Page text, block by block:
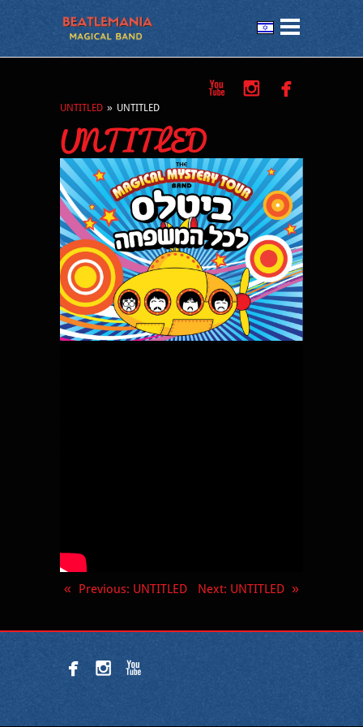



UNTITLED » UNTITLED
UNTITLED
« Previous: UNTITLED Next: UNTITLED »
  